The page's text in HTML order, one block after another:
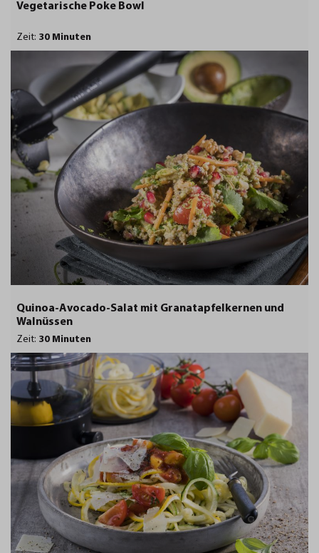
Vegetarische Poke Bowl
Zeit: 30 Minuten
Quinoa-Avocado-Salat mit Granatapfelkernen und
Walnüssen
Zeit: 30 Minuten